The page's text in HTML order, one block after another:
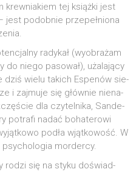
krew­nia­kiem tej książ­ki jest
jest podob­nie prze­peł­nio­na
rady­kał (wyobra­żam
do nie­go paso­wał), uża­la­ją­cy
dziś wie­lu takich Espe­nów sie­
i zaj­mu­je się głów­nie nie­na­
dla czy­tel­ni­ka, San­de­
potra­fi nadać boha­te­ro­wi
pod­ła wjąt­ko­wość. W
mordercy.
rodzi się na sty­ku doświad­